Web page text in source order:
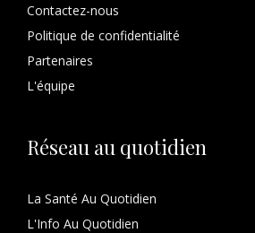
Contactez-nous
Politique de confidentialité
Partenaires
L'équipe
Réseau au quotidien
La Santé Au Quotidien
L'Info Au Quotidien